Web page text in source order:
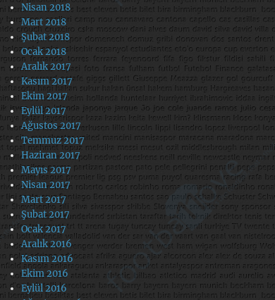
Nisan 2018
Mart 2018
Şubat 2018
Ocak 2018
Aralık 2017
Kasım 2017
Ekim 2017
Eylül 2017
Ağustos 2017
Temmuz 2017
Haziran 2017
Mayıs 2017
Nisan 2017
Mart 2017
Şubat 2017
Ocak 2017
Aralık 2016
Kasım 2016
Ekim 2016
Eylül 2016